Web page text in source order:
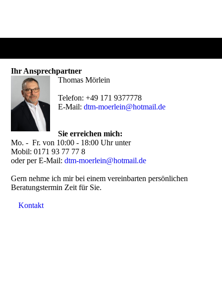
Ihr Ansprechpartner
Thomas Mörlein
Telefon: +49 171 9377778
E-Mail:dtm-moerlein@hotmail.de
Sie erreichen mich:
Mo. - Fr. von 10:00 - 18:00 Uhr unter
Mobil: 0171 93 77 77 8
oder per E-Mail:dtm-moerlein@hotmail.de
Gern nehme ich mir bei einem vereinbarten persönlichen
Beratungstermin Zeit für Sie.
Kontakt